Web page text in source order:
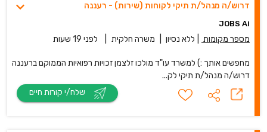
דרוש/ה מנהל/ת תיקי לקוחות (שירות) - רעננה
JOBS Ai
מספר מקומות ללא נסיון משרה חלקית לפני 19 שעות
מחפשים אותך :) למשרד עו"ד מולכו זלצמן זכויות רפואיות הממוקם ברעננה
דרוש/ה מנהל/ת תיקי לק...